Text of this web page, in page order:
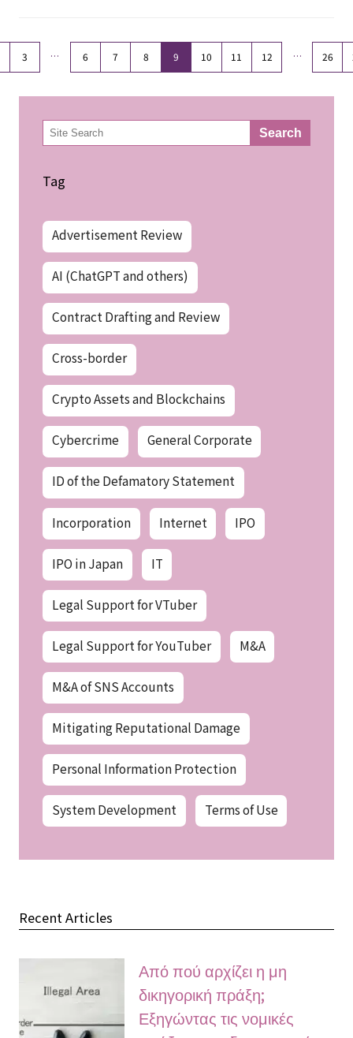
3 … 6 7 8 9 10 11 12 … 26
検
索 Search
Tag
Advertisement Review
AI (ChatGPT and others)
Contract Drafting and Review
Cross-border
Crypto Assets and Blockchains
Cybercrime General Corporate
ID of the Defamatory Statement
Incorporation Internet IPO
IPO in Japan IT
Legal Support for VTuber
Legal Support for YouTuber M&A
M&A of SNS Accounts
Mitigating Reputational Damage
Personal Information Protection
System Development Terms of Use
Recent Articles
Από πού αρχίζει η μη
δικηγορική πράξη;
Εξηγώντας τις νομικές